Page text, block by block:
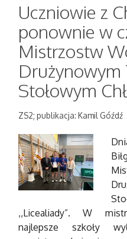
Uczniowie z
ponownie w
Mistrzostw
Drużynowym
Stołowym
ZS2; publikacja: Kamil Góźdź
,,Licealiady”. W
najlepsze szkoły